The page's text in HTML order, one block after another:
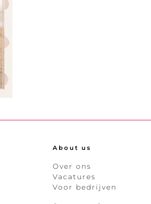
About us
Over ons
Vacatures
Voor bedrijven